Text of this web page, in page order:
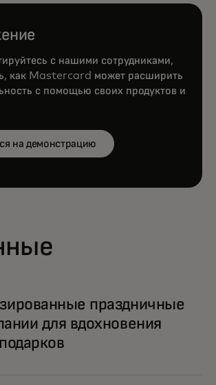
с нашими сотрудниками,
как Mastercard может расширить
с помощью своих продуктов и
на демонстрацию
праздничные
для вдохновения